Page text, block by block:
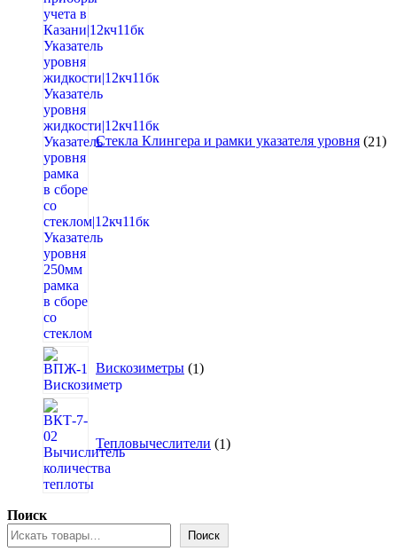
Стекла Клингера и рамки указателя уровня 21
Вискозиметры 1товар
Тепловычеслители 1
Поиск
Поиск